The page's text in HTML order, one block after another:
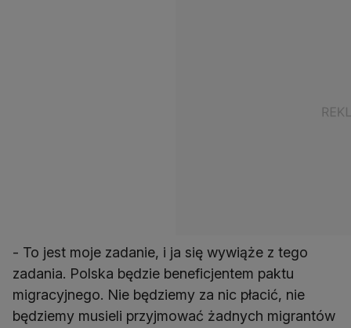
- To jest moje zadanie, i ja się wywiąże z tego
zadania. Polska będzie beneficjentem paktu
migracyjnego. Nie będziemy za nic płacić, nie
będziemy musieli przyjmować żadnych migrantów